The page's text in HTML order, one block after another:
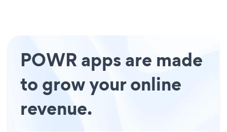
POWR apps are made
to grow your online
revenue.